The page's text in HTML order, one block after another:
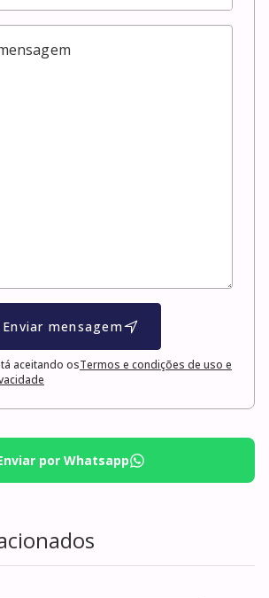
Enviar mensagem
aceitando osTermos e condições de uso e
por Whatsapp